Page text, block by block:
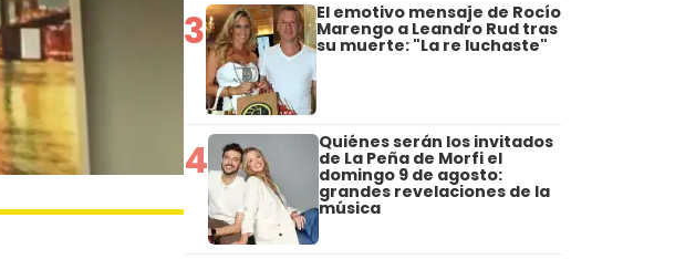
3 El emotivo mensaje de Rocío
Marengo a Leandro Rud tras
su muerte: "La re luchaste"
4 Quiénes serán los invitados
de La Peña de Morfi el
domingo 9 de agosto:
grandes revelaciones de la
música